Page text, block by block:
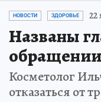
НОВОСТИ ЗДОРОВЬЕ 22
Названы
Косметолог
отказаться от